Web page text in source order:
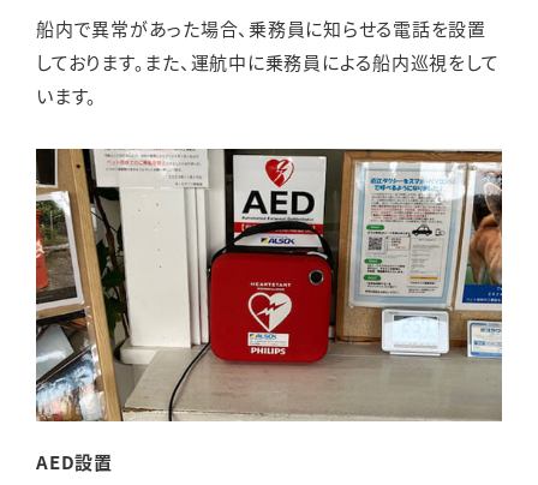
船内で異常があった場合、乗務員に知らせる電話を設置
しております。また、運航中に乗務員による船内巡視をして
います。
AED設置